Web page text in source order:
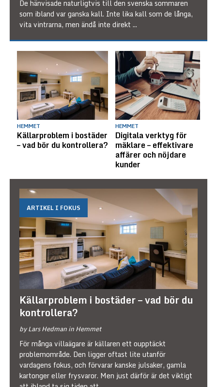
De hänvisade naturligtvis till den svenska sommaren
som ibland var ganska kall. Inte lika kall som de långa,
vita vintrarna, men ändå inte direkt ...
HEMMET
Källarproblem i bostäder
– vad bör du kontrollera?
HEMMET
Digitala verktyg för
mäklare – effektivare
affärer och nöjdare
kunder
ARTIKEL I FOKUS
Källarproblem i bostäder – vad bör du
kontrollera?
by Lars Hedman in Hemmet
För många villaägare är källaren ett oupptäckt
problemområde. Den ligger oftast lite utanför
vardagens fokus, och förvarar kanske julsaker, gamla
kartonger eller frysvaror. Men just därför är det viktigt